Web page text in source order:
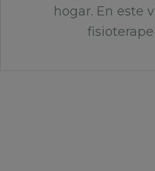
hogar. En este